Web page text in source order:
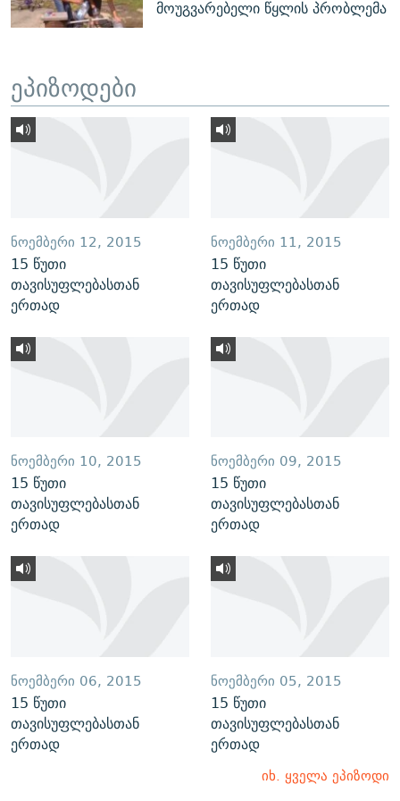
მოუგვარებელი წყლის პრობლემა
ეპიზოდები
ᲜᲝᲔᲛᲑᲔᲠᲘ 12, 2015
15 წუთი
თავისუფლებასთან
ერთად
ᲜᲝᲔᲛᲑᲔᲠᲘ 11, 2015
15 წუთი
თავისუფლებასთან
ერთად
ᲜᲝᲔᲛᲑᲔᲠᲘ 10, 2015
15 წუთი
თავისუფლებასთან
ერთად
ᲜᲝᲔᲛᲑᲔᲠᲘ 09, 2015
15 წუთი
თავისუფლებასთან
ერთად
ᲜᲝᲔᲛᲑᲔᲠᲘ 06, 2015
15 წუთი
თავისუფლებასთან
ერთად
ᲜᲝᲔᲛᲑᲔᲠᲘ 05, 2015
15 წუთი
თავისუფლებასთან
ერთად
იხ. ყველა ეპიზოდი